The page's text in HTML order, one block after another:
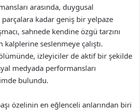
arasında, duygusal
kadar geniş bir yelpaze
sahnede kendine özgü tarzını
seslenmeye çalıştı.
izleyiciler de aktif bir şekilde
medyada performansları
bulundu.
özelinin en eğlenceli anlarından biri